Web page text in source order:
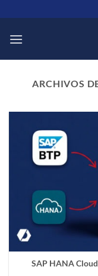
al
contenido
ARCHIVOS
SAP HANA